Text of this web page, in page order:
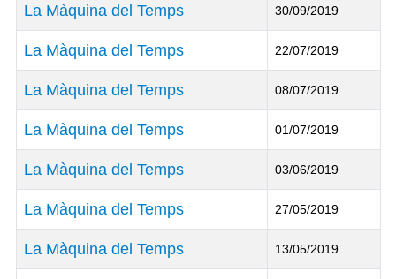
Títol Data de Publicació
La Màquina del Temps 30/09/2019
La Màquina del Temps 22/07/2019
La Màquina del Temps 08/07/2019
La Màquina del Temps 01/07/2019
La Màquina del Temps 03/06/2019
La Màquina del Temps 27/05/2019
La Màquina del Temps 13/05/2019